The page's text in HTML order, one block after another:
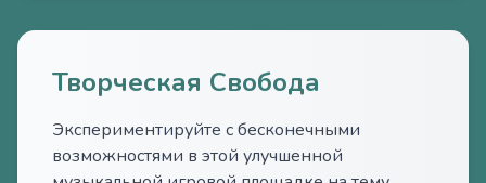
Творческая Свобода
Экспериментируйте с бесконечными
возможностями в этой улучшенной